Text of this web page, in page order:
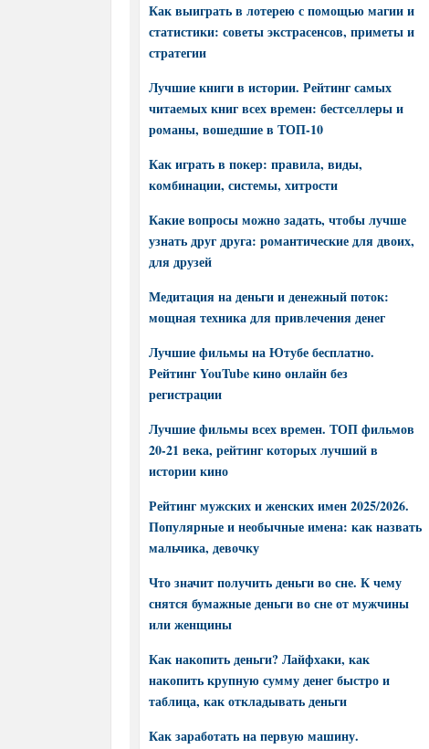
Как выиграть в лотерею с помощью магии и
статистики: советы экстрасенсов, приметы и
стратегии
Лучшие книги в истории. Рейтинг самых
читаемых книг всех времен: бестселлеры и
романы, вошедшие в ТОП-10
Как играть в покер: правила, виды,
комбинации, системы, хитрости
Какие вопросы можно задать, чтобы лучше
узнать друг друга: романтические для двоих,
для друзей
Медитация на деньги и денежный поток:
мощная техника для привлечения денег
Лучшие фильмы на Ютубе бесплатно.
Рейтинг YouTube кино онлайн без
регистрации
Лучшие фильмы всех времен. ТОП фильмов
20-21 века, рейтинг которых лучший в
истории кино
Рейтинг мужских и женских имен 2025/2026.
Популярные и необычные имена: как назвать
мальчика, девочку
Что значит получить деньги во сне. К чему
снятся бумажные деньги во сне от мужчины
или женщины
Как накопить деньги? Лайфхаки, как
накопить крупную сумму денег быстро и
таблица, как откладывать деньги
Как заработать на первую машину.